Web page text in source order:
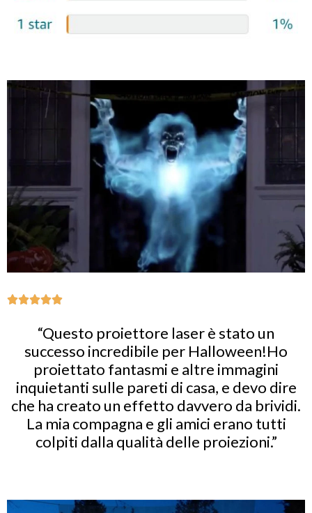
“Questo proiettore laser è stato un
successo incredibile per Halloween!Ho
proiettato fantasmi e altre immagini
inquietanti sulle pareti di casa, e devo dire
che ha creato un effetto davvero da brividi.
La mia compagna e gli amici erano tutti
colpiti dalla qualità delle proiezioni.”